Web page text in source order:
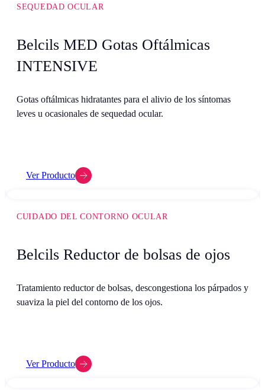
SEQUEDAD OCULAR
Belcils MED Gotas Oftálmicas
INTENSIVE
Gotas oftálmicas hidratantes para el alivio de los síntomas
leves u ocasionales de sequedad ocular.
Ver Producto
CUIDADO DEL CONTORNO OCULAR
Belcils Reductor de bolsas de ojos
Tratamiento reductor de bolsas, descongestiona los párpados y
suaviza la piel del contorno de los ojos.
Ver Producto